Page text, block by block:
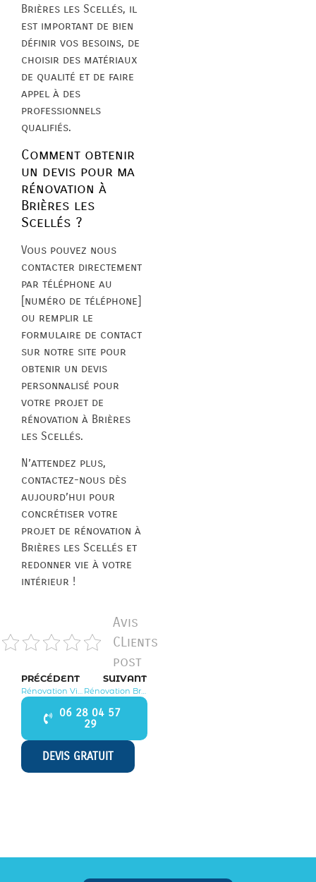
Brières les Scellés, il
est important de bien
définir vos besoins, de
choisir des matériaux
de qualité et de faire
appel à des
professionnels
qualifiés.
Comment obtenir
un devis pour ma
rénovation à
Brières les
Scellés ?
Vous pouvez nous
contacter directement
par téléphone au
[numéro de téléphone]
ou remplir le
formulaire de contact
sur notre site pour
obtenir un devis
personnalisé pour
votre projet de
rénovation à Brières
les Scellés.
N’attendez plus,
contactez-nous dès
aujourd’hui pour
concrétiser votre
projet de rénovation à
Brières les Scellés et
redonner vie à votre
intérieur !
Avis
CLients
post
PRÉCÉDENT
Rénovation Villebon sur Yvette 91140
SUIVANT
Rénovation Brouy 91150
06 28 04 57
29
DEVIS GRATUIT